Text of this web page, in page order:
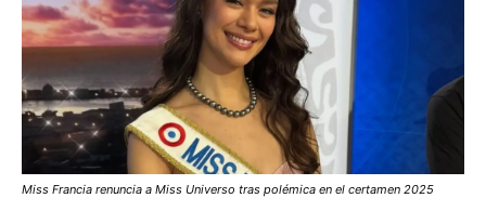
Miss Francia renuncia a Miss Universo tras polémica en el certamen 2025